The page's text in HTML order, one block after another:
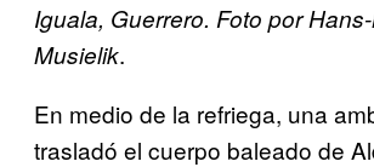
Iguala, Guerrero. Foto por
Musielik.
En medio de la refriega, una
trasladó el cuerpo baleado de